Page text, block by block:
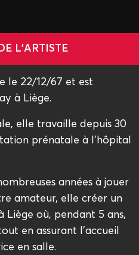
L'ARTISTE
le 22/12/67 et est
à Liège.
elle travaille depuis 30
prénatale à l'hôpital
années à jouer
amateur, elle créer un
où, pendant 5 ans,
en assurant l'accueil
en salle.